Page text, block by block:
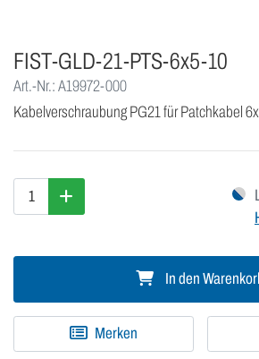
FIST-GLD-21-PTS-6x5-10
Art.-Nr.: A19972-000
Kabelverschraubung PG21 für Patchkabel
In den
Merken